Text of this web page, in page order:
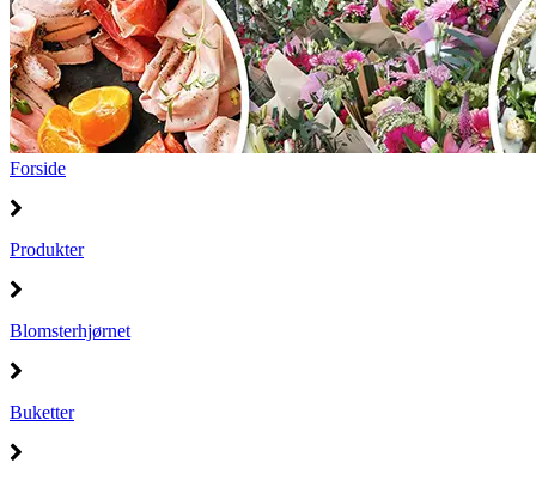
Forside
Produkter
Blomsterhjørnet
Buketter